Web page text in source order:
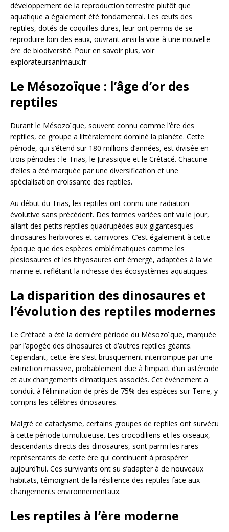
développement de la reproduction terrestre plutôt que
aquatique a également été fondamental. Les œufs des
reptiles, dotés de coquilles dures, leur ont permis de se
reproduire loin des eaux, ouvrant ainsi la voie à une nouvelle
ère de biodiversité. Pour en savoir plus, voir
explorateursanimaux.fr
Le Mésozoïque : l’âge d’or des
reptiles
Durant le Mésozoïque, souvent connu comme l’ère des
reptiles, ce groupe a littéralement dominé la planète. Cette
période, qui s’étend sur 180 millions d’années, est divisée en
trois périodes : le Trias, le Jurassique et le Crétacé. Chacune
d’elles a été marquée par une diversification et une
spécialisation croissante des reptiles.
Au début du Trias, les reptiles ont connu une radiation
évolutive sans précédent. Des formes variées ont vu le jour,
allant des petits reptiles quadrupèdes aux gigantesques
dinosaures herbivores et carnivores. C’est également à cette
époque que des espèces emblématiques comme les
plesiosaures et les ithyosaures ont émergé, adaptées à la vie
marine et reflétant la richesse des écosystèmes aquatiques.
La disparition des dinosaures et
l’évolution des reptiles modernes
Le Crétacé a été la dernière période du Mésozoïque, marquée
par l’apogée des dinosaures et d’autres reptiles géants.
Cependant, cette ère s’est brusquement interrompue par une
extinction massive, probablement due à l’impact d’un astéroïde
et aux changements climatiques associés. Cet événement a
conduit à l’élimination de près de 75% des espèces sur Terre, y
compris les célèbres dinosaures.
Malgré ce cataclysme, certains groupes de reptiles ont survécu
à cette période tumultueuse. Les crocodiliens et les oiseaux,
descendants directs des dinosaures, sont parmi les rares
représentants de cette ère qui continuent à prospérer
aujourd’hui. Ces survivants ont su s’adapter à de nouveaux
habitats, témoignant de la résilience des reptiles face aux
changements environnementaux.
Les reptiles à l’ère moderne